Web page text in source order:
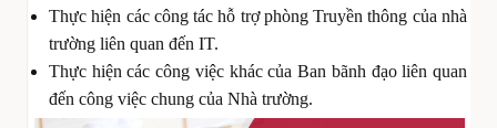
Thực hiện các công tác hỗ trợ phòng Truyền thông của nhà
trường liên quan đến IT.
Thực hiện các công việc khác của Ban bãnh đạo liên quan
đến công việc chung của Nhà trường.